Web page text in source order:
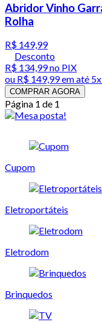
Abridor Vinho
Rolha
R$ 149,99
Desconto
R$ 134,99no PIX
ou R$ 149,99em até
COMPRAR AGORA
Página 1 de 1
Cupom
Eletroportáteis
Eletrodom
Brinquedos